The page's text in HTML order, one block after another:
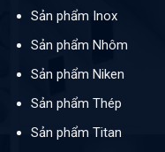
Sản phẩm Inox
Sản phẩm Nhôm
Sản phẩm Niken
Sản phẩm Thép
Sản phẩm Titan